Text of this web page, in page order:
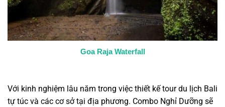
Goa Raja Waterfall
Với kinh nghiệm lâu năm trong việc thiết kế tour du lịch Bali
tự túc và các cơ sở tại địa phương. Combo Nghỉ Dưỡng sẽ